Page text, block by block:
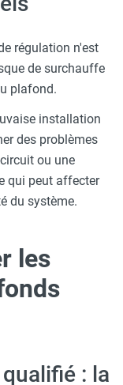
régulation n'est
de surchauffe
plafond.
installation
des problèmes
ou une
qui peut affecter
du système.
les
: la